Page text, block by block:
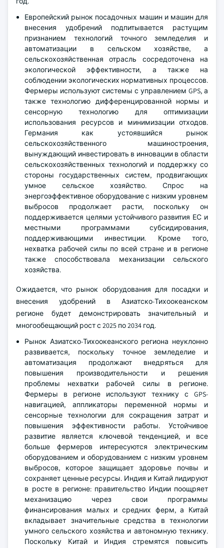
Европейский рынок посадочных машин и машин для
внесения удобрений подпитывается растущим
признанием технологий точного земледелия и
автоматизации в сельском хозяйстве, а
сельскохозяйственная отрасль сосредоточена на
экологической эффективности, а также на
соблюдении экологических нормативных процессов.
Фермеры используют системы с управлением GPS, а
также технологию дифференцированной нормы и
сенсорную технологию для оптимизации
использования ресурсов и минимизации отходов.
Германия как устоявшийся рынок
сельскохозяйственного машиностроения,
вынуждающий инвестировать в инновации в области
сельскохозяйственных технологий и поддержку со
стороны государственных систем, продвигающих
умное сельское хозяйство. Спрос на
энергоэффективное оборудование с низким уровнем
выбросов продолжает расти, поскольку он
поддерживается целями устойчивого развития ЕС и
местными программами субсидирования,
поддерживающими инвестиции. Кроме того,
нехватка рабочей силы по всей стране и в регионе
также способствовала механизации сельского
хозяйства.
Ожидается, что рынок оборудования для посадки и
внесения удобрений в Азиатско-Тихоокеанском
регионе будет демонстрировать значительный и
многообещающий рост с 2025 по 2034 год.
Рынок Азиатско-Тихоокеанского региона неуклонно
развивается, поскольку точное земледелие и
автоматизация продолжают внедряться для
повышения производительности и решения
проблемы нехватки рабочей силы в регионе.
Фермеры в регионе используют технику с GPS-
навигацией, аппликаторы переменной нормы и
сенсорные технологии для сокращения затрат и
повышения эффективности работы. Устойчивое
развитие является ключевой тенденцией, и все
больше фермеров интересуются электрическим
оборудованием и оборудованием с низким уровнем
выбросов, которое защищает здоровье почвы и
сохраняет ценные ресурсы. Индия и Китай лидируют
в росте в регионе: правительство Индии поощряет
механизацию через свои программы
финансирования малых и средних ферм, а Китай
вкладывает значительные средства в технологии
умного сельского хозяйства и автономную технику.
Поскольку Китай и Индия стремятся повысить